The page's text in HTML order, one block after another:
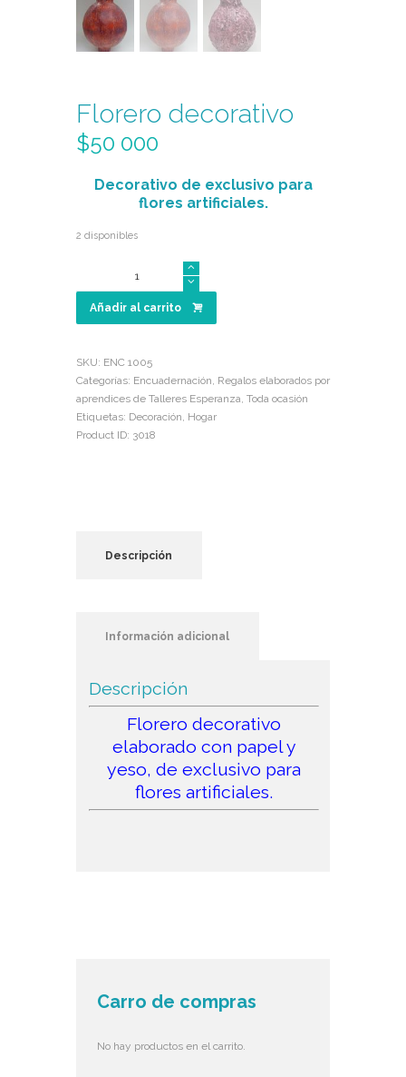
Florero decorativo
$50 000
Decorativo de exclusivo para
flores artificiales.
2 disponibles
cantidad
Añadir al carrito
SKU: ENC 1005
Categorías: Encuadernación, Regalos elaborados por
aprendices de Talleres Esperanza, Toda ocasión
Etiquetas: Decoración, Hogar
Product ID: 3018
Descripción
Información adicional
Descripción
Florero decorativo
elaborado con papel y
yeso, de exclusivo para
flores artificiales.
Carro de compras
No hay productos en el carrito.